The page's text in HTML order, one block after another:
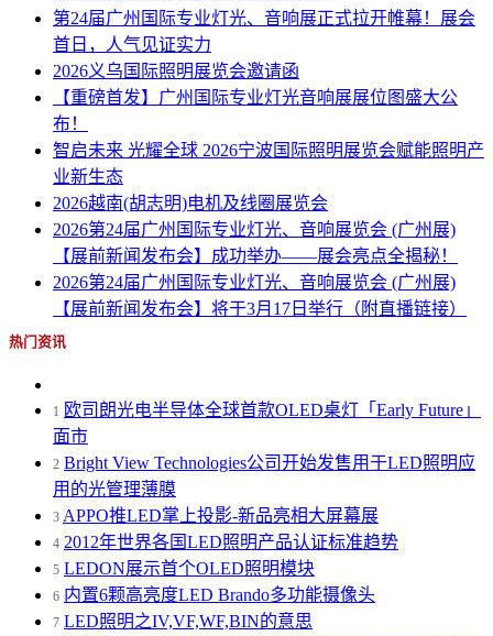
第24届广州国际专业灯光、音响展正式拉开帷幕！展会
首日，人气见证实力
2026义乌国际照明展览会邀请函
【重磅首发】广州国际专业灯光音响展展位图盛大公
布！
智启未来 光耀全球 2026宁波国际照明展览会赋能照明产
业新生态
2026越南(胡志明)电机及线圈展览会
2026第24届广州国际专业灯光、音响展览会 (广州展)
【展前新闻发布会】成功举办——展会亮点全揭秘！
2026第24届广州国际专业灯光、音响展览会 (广州展)
【展前新闻发布会】将于3月17日举行（附直播链接）
热门资讯
1 欧司朗光电半导体全球首款OLED桌灯「Early Future」
面市
2 Bright View Technologies公司开始发售用于LED照明应
用的光管理薄膜
3 APPO推LED掌上投影-新品亮相大屏幕展
4 2012年世界各国LED照明产品认证标准趋势
5 LEDON展示首个OLED照明模块
6 内置6颗高亮度LED Brando多功能摄像头
7 LED照明之IV,VF,WF,BIN的意思